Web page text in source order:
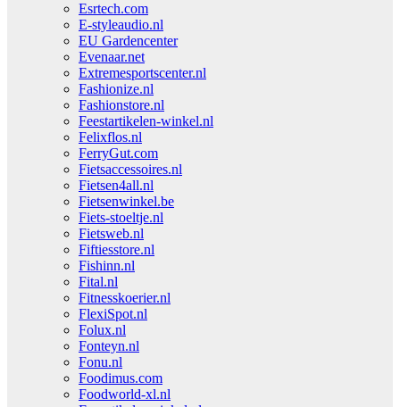
Esrtech.com
E-styleaudio.nl
EU Gardencenter
Evenaar.net
Extremesportscenter.nl
Fashionize.nl
Fashionstore.nl
Feestartikelen-winkel.nl
Felixflos.nl
FerryGut.com
Fietsaccessoires.nl
Fietsen4all.nl
Fietsenwinkel.be
Fiets-stoeltje.nl
Fietsweb.nl
Fiftiesstore.nl
Fishinn.nl
Fital.nl
Fitnesskoerier.nl
FlexiSpot.nl
Folux.nl
Fonteyn.nl
Fonu.nl
Foodimus.com
Foodworld-xl.nl